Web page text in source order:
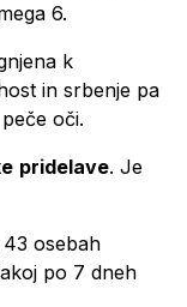
6.
k
in srbenje pa
oči.
pridelave. Je
osebah
po 7 dneh